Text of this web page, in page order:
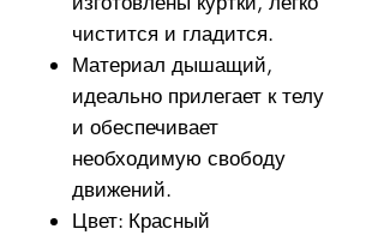
чистится и гладится.
Материал дышащий,
идеально прилегает к телу
и обеспечивает
необходимую свободу
движений.
Цвет: Красный